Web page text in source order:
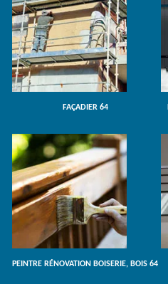
FAÇADIER 64
PEINTRE RÉNOVATION BOISERIE, BOIS 64